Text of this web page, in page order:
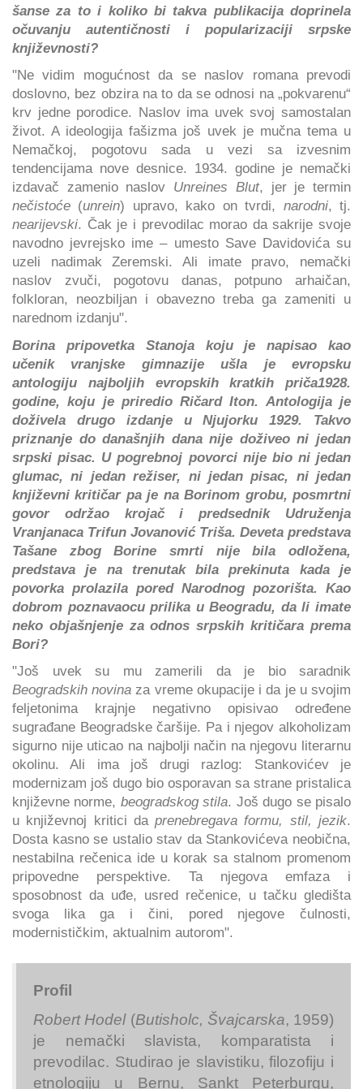
šanse za to i koliko bi takva publikacija doprinela
očuvanju autentičnosti i popularizaciji srpske
književnosti?
"Ne vidim mogućnost da se naslov romana prevodi
doslovno, bez obzira na to da se odnosi na „pokvarenu“
krv jedne porodice. Naslov ima uvek svoj samostalan
život. A ideologija fašizma još uvek je mučna tema u
Nemačkoj, pogotovu sada u vezi sa izvesnim
tendencijama nove desnice. 1934. godine je nemački
izdavač zamenio naslov Unreines Blut, jer je termin
nečistoće (unrein) upravo, kako on tvrdi, narodni, tj.
nearijevski. Čak je i prevodilac morao da sakrije svoje
navodno jevrejsko ime – umesto Save Davidovića su
uzeli nadimak Zeremski. Ali imate pravo, nemački
naslov zvuči, pogotovu danas, potpuno arhaičan,
folkloran, neozbiljan i obavezno treba ga zameniti u
narednom izdanju".
Borina pripovetka Stanoja koju je napisao kao
učenik vranjske gimnazije ušla je evropsku
antologiju najboljih evropskih kratkih priča1928.
godine, koju je priredio Ričard Iton. Antologija je
doživela drugo izdanje u Njujorku 1929. Takvo
priznanje do današnjih dana nije doživeo ni jedan
srpski pisac. U pogrebnoj povorci nije bio ni jedan
glumac, ni jedan režiser, ni jedan pisac, ni jedan
književni kritičar pa je na Borinom grobu, posmrtni
govor održao krojač i predsednik Udruženja
Vranjanaca Trifun Jovanović Triša. Deveta predstava
Tašane zbog Borine smrti nije bila odložena,
predstava je na trenutak bila prekinuta kada je
povorka prolazila pored Narodnog pozorišta. Kao
dobrom poznavaocu prilika u Beogradu, da li imate
neko objašnjenje za odnos srpskih kritičara prema
Bori?
"Još uvek su mu zamerili da je bio saradnik
Beogradskih novina za vreme okupacije i da je u svojim
feljetonima krajnje negativno opisivao određene
sugrađane Beogradske čaršije. Pa i njegov alkoholizam
sigurno nije uticao na najbolji način na njegovu literarnu
okolinu. Ali ima još drugi razlog: Stankovićev je
modernizam još dugo bio osporavan sa strane pristalica
književne norme, beogradskog stila. Još dugo se pisalo
u književnoj kritici daprenebregava formu, stil, jezik.
Dosta kasno se ustalio stav da Stankovićeva neobična,
nestabilna rečenica ide u korak sa stalnom promenom
pripovedne perspektive. Ta njegova emfaza i
sposobnost da uđe, usred rečenice, u tačku gledišta
svoga lika ga i čini, pored njegove čulnosti,
modernističkim, aktualnim autorom".
Profil
Robert Hodel (Butisholc, Švajcarska, 1959)
je nemački slavista, komparatista i
prevodilac. Studirao je slavistiku, filozofiju i
etnologiju u Bernu, Sankt Peterburgu,